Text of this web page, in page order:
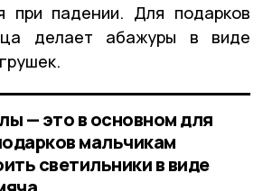
при падении. Для подарков
делает абажуры в виде
— это в основном для
мальчикам
светильники в виде